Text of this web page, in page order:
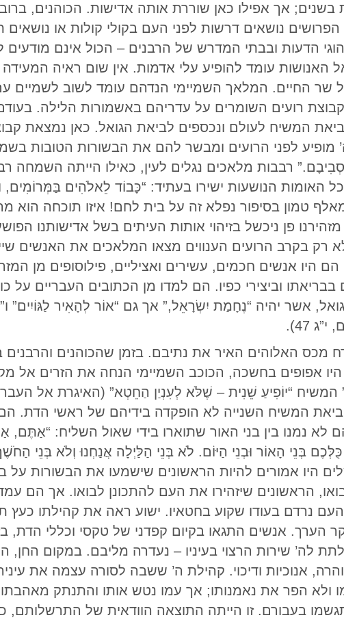
אך אפילו כאן שוררת אותה אדישות. הכוהנים,
נושאים דרשות לפני העם בקולי קולות או נושאים
הדעות ובבתי המדרש של הרבנים – הכול אינם
עומד להופיע עלי אדמות. אין שום ראיה המעידה
שר החיים. המלאך השמיימי הנדהם עומד לשוב לשמיים
רועים השומרים על עדריהם באשמורות הלילה. בעודם
המשיח לעולם ונכספים לביאת הגואל. כאן נמצאת
לפני הרועים ומבשר להם את הבשורות הטובות
סְבִיבָם.” רבבות מלאכים נגלים לעין, כאילו הייתה השמחה
האומות הנושעות ישירו בעתיד: “כָּבוֹד לֵאלֹהִים
14). איזה לקח מאלף טמון בסיפור נפלא זה על בית לחם! איזו תוכחה
מזהירנו פן ניכשל בזיהוי אותות העיתים בשל אדישותנו
רק בקרב הרועים הענווים מצאו המלאכים את האנשים
הם היו אנשים חכמים, עשירים ואציליים, פילוסופים מן
וביצירי כפיו. הם למדו מן הכתובים העבריים על
אשר יהיה “נֶחָמַת יִשְׂרָאֵל,” אך גם “אוֹר לְהָאִיר לַגּוֹיִים”
מכס האלוהים האיר את נתיבם. בזמן שהכוהנים
אפופים בחשכה, הכוכב השמיימי הנחה את הזרים אל
המשיח השנייה לא הופקדה בידיהם של ראשי הדת.
לא נמנו בין בני האור שתוארו בידי שאול השליח: “אַתֶּם,
היו אמורים להיות הראשונים שישמעו את הבשורות על
הראשונים שיזהירו את העם להתכונן לבואו. אך הם עמדו
נרדם בעודו שקוע בחטאיו. ישוע ראה את קהילתו כעץ
הערך. אנשים התגאו בקיום קפדני של טקסי וכללי הדת,
לה’ שירות הרצוי בעיניו – נעדרה מליבם. במקום החן,
אנוכיות ודיכוי. קהילת ה’ ששבה לסורה עצמה את
ולא הפר את נאמנותו; אך עמו נטש אותו והתנתק
בעבורם. זו הייתה התוצאה הוודאית של